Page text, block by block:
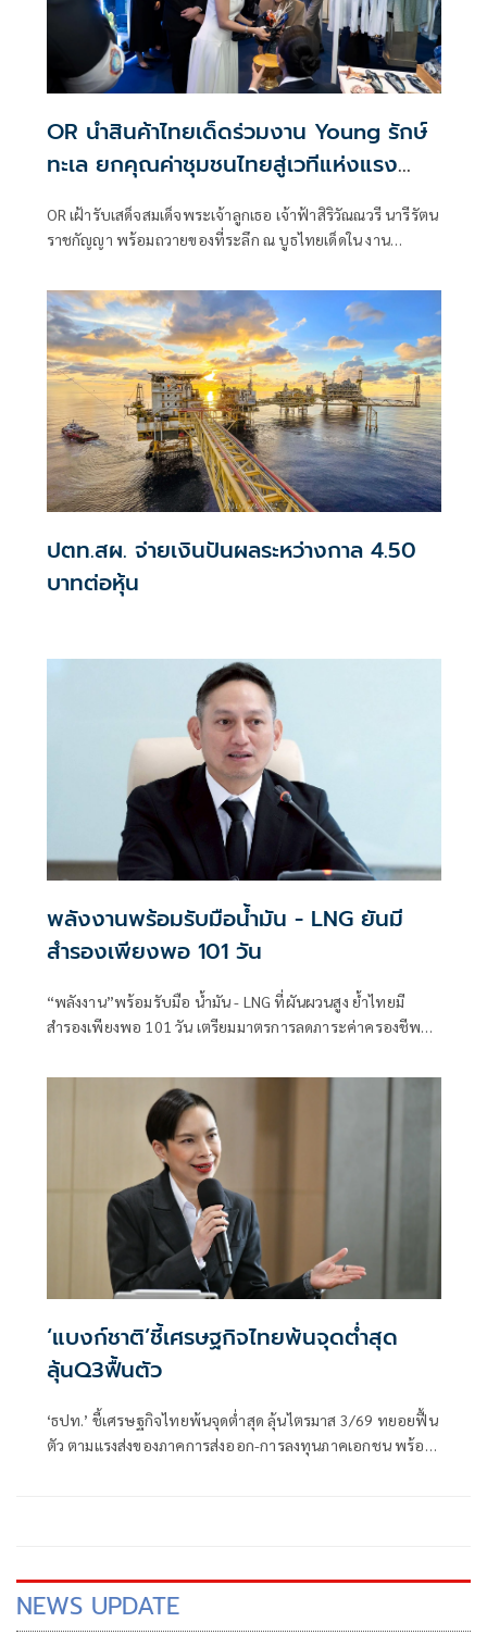
OR นำสินค้าไทยเด็ดร่วมงาน Young รักษ์
ทะเล ยกคุณค่าชุมชนไทยสู่เวทีแห่งแรง
OR เฝ้ารับเสด็จสมเด็จพระเจ้าลูกเธอ เจ้าฟ้าสิริวัณณวรี นารีรัตน
ราชกัญญา พร้อมถวายของที่ระลึก ณ บูธไทยเด็ดใน งาน
โลกทะเลใหม่ด้วยมือเรา”
ปตท.สผ. จ่ายเงินปันผลระหว่างกาล 4.50
บาทต่อหุ้น
พลังงานพร้อมรับมือน้ำมัน - LNG ยันมี
สำรองเพียงพอ 101 วัน
“พลังงาน”พร้อมรับมือ น้ำมัน - LNG ที่ผันผวนสูง ย้ำไทยมี
สำรองเพียงพอ 101 วัน เตรียมมาตรการลดภาระค่าครองชีพ
‘แบงก์ชาติ’ชี้เศรษฐกิจไทยพ้นจุดต่ำสุด
ลุ้นQ3ฟื้นตัว
‘ธปท.’ ชี้เศรษฐกิจไทยพ้นจุดต่ำสุด ลุ้นไตรมาส 3/69 ทยอยฟื้น
ตัว ตามแรงส่งของภาคการส่งออก-การลงทุนภาคเอกชน พร้อม
NEWS UPDATE